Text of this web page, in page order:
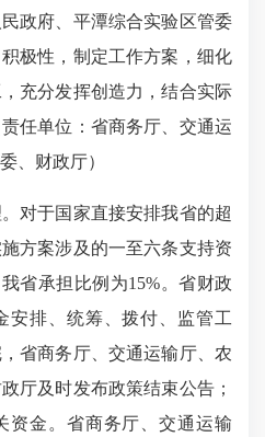
政府、平潭综合实验区管委
极性，制定工作方案，细化
充分发挥创造力，结合实际
任单位：省商务厅、交通运
、财政厅）
于国家直接安排我省的超
方案涉及的一至六条支持资
省承担比例为15%。省财政
安排、统筹、拨付、监管工
省商务厅、交通运输厅、农
厅及时发布政策结束公告；
资金。省商务厅、交通运输